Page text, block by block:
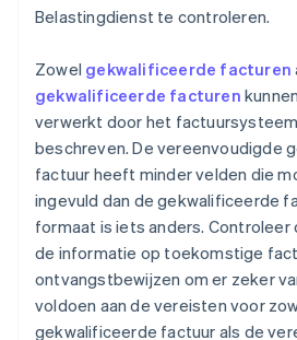
Belastingdienst te controleren.
Zowel gekwalificeerde facturen
gekwalificeerde facturen
verwerkt door het
beschreven. De vereenvoudigde
factuur heeft minder velden die
ingevuld dan de gekwalificeerde
formaat is iets anders. Controleer
de informatie op toekomstige
ontvangstbewijzen om er zeker
voldoen aan de vereisten voor
gekwalificeerde factuur als de